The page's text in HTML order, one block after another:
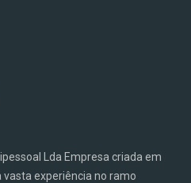
Lda Empresa criada em
experiência no ramo